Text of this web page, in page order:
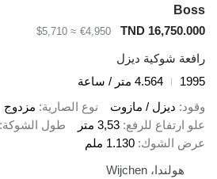
Boss
TND 16,750.000
€4,950
≈ $5,710
رافعة شوكية ديزل
1995
4.564 متر / ساعة
وقود ديزل / مازوت نوع الصارية مزدوج
علو ارتفاع للرفع 3,53 متر طول الشوكة
عرض الشوك 1.130 ملم
هولندا، Wijchen